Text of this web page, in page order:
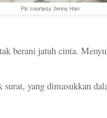
Pic courtesy Jenny Han
berani jatuh cinta.
surat, yang dimasukkan